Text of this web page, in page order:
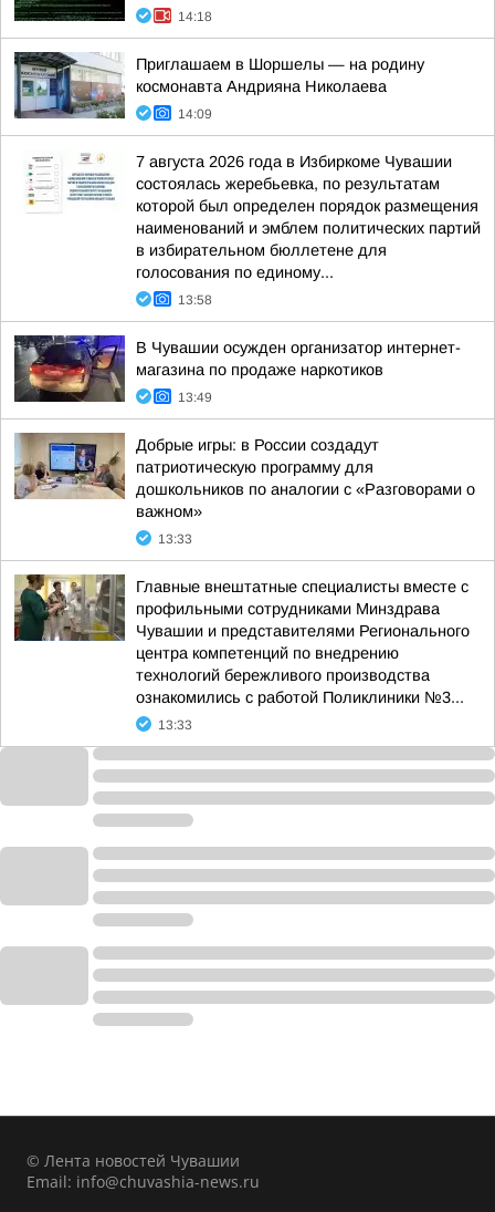
14:18
Приглашаем в Шоршелы — на родину
космонавта Андрияна Николаева
14:09
7 августа 2026 года в Избиркоме Чувашии
состоялась жеребьевка, по результатам
которой был определен порядок размещения
наименований и эмблем политических партий
в избирательном бюллетене для
голосования по единому...
13:58
В Чувашии осужден организатор интернет-
магазина по продаже наркотиков
13:49
Добрые игры: в России создадут
патриотическую программу для
дошкольников по аналогии с «Разговорами о
важном»
13:33
Главные внештатные специалисты вместе с
профильными сотрудниками Минздрава
Чувашии и представителями Регионального
центра компетенций по внедрению
технологий бережливого производства
ознакомились с работой Поликлиники №3...
13:33
© Лента новостей Чувашии
Email: info@chuvashia-news.ru